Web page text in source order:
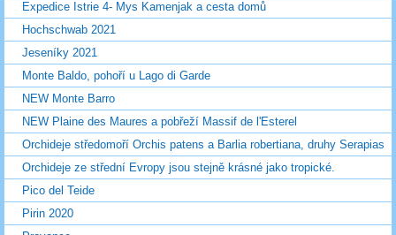
Expedice Istrie 4- Mys Kamenjak a cesta domů
Hochschwab 2021
Jeseníky 2021
Monte Baldo, pohoří u Lago di Garde
NEW Monte Barro
NEW Plaine des Maures a pobřeží Massif de l'Esterel
Orchideje středomoří Orchis patens a Barlia robertiana, druhy Serapias
Orchideje ze střední Evropy jsou stejně krásné jako tropické.
Pico del Teide
Pirin 2020